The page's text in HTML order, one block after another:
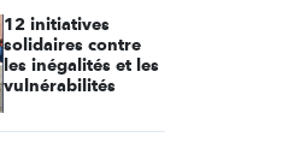
12 initiatives
solidaires contre
les inégalités et les
vulnérabilités